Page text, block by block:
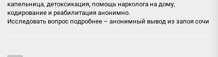
капельница, детоксикация, помощь нарколога на дому,
кодирование и реабилитация анонимно.
Исследовать вопрос подробнее – анонимный вывод из запоя сочи